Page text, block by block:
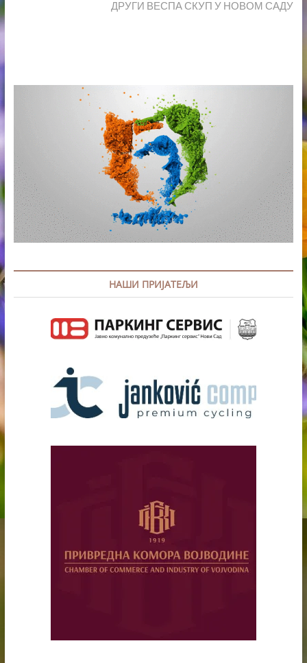
post:
ДРУГИ ВЕСПА СКУП У НОВОМ САДУ
НАШИ ПРИЈАТЕЉИ